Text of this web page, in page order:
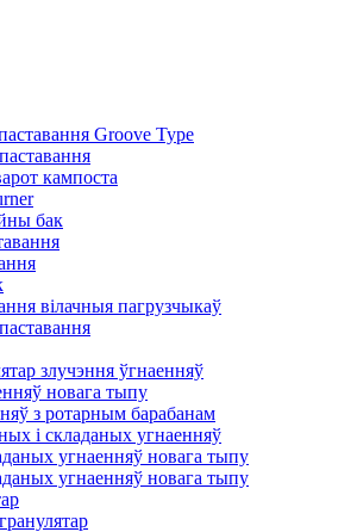
Groove Type
кампоста
бак
вілачныя пагрузчыкаў
злучэння ўгнаенняў
новага тыпу
з ротарным барабанам
і складаных угнаенняў
угнаенняў новага тыпу
угнаенняў новага тыпу